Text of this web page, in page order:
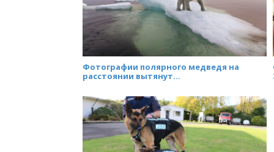
Фотографии полярного медведя на
расстоянии вытянут...